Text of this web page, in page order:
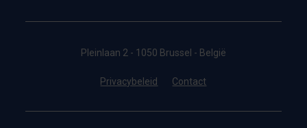
Pleinlaan 2 - 1050 Brussel - België
Privacybeleid Contact